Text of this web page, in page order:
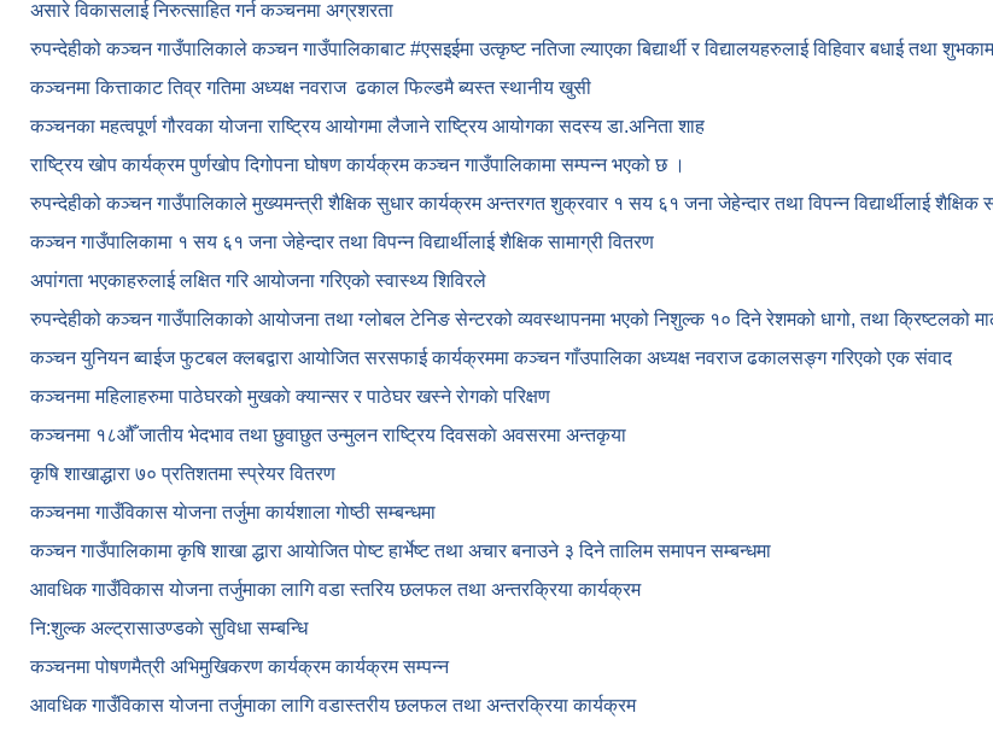
असारे विकासलाई निरुत्साहित गर्न कञ्चनमा अग्रशरता
रुपन्देहीको कञ्चन गाउँपालिकाले कञ्चन गाउँपालिकाबाट#एसइईमा उत्कृष्ट नतिजा ल्याएका बिद्यार्थी र विद्यालयहरुलाई विहिवार बधाई तथा
कञ्चनमा कित्ताकाट तिव्र गतिमा अध्यक्ष नवराज ढकाल फिल्डमै ब्यस्त स्थानीय खुसी
कञ्चनका महत्वपूर्ण गौरवका योजना राष्ट्रिय आयोगमा लैजाने राष्ट्रिय आयोगका सदस्य डा.अनिता शाह
राष्ट्रिय खोप कार्यक्रम पुर्णखोप दिगोपना घोषण कार्यक्रम कञ्‍चन गाउँपालिकामा सम्पन्न भएको छ ।
रुपन्देहीको कञ्चन गाउँपालिकाले मुख्यमन्त्री शैक्षिक सुधार कार्यक्रम अन्तरगत शुक्रवार १ सय ६१ जना जेहेन्दार तथा विपन्न विद्यार्थीलाई शैक्षिक
कञ्चन गाउँपालिकामा १ सय ६१ जना जेहेन्दार तथा विपन्न विद्यार्थीलाई शैक्षिक सामाग्री वितरण
अपांगता भएकाहरुलाई लक्षित गरि आयोजना गरिएको स्वास्थ्य शिविरले
रुपन्देहीको कञ्चन गाउँपालिकाको आयोजना तथा ग्लोबल टेनिङ सेन्टरको व्यवस्थापनमा भएको निशुल्क १० दिने रेशमको धागो, तथा क्रिष्टलको
कञ्चन युनियन ब्वाईज फुटबल क्लबद्वारा आयोजित सरसफाई कार्यक्रममा कञ्चन गाँउपालिका अध्यक्ष नवराज ढकालसङ्ग गरिएको एक संवाद
कञ्‍चनमा महिलाहरुमा पाठेघरको मुखकाे क्यान्सर र पाठेघर खस्‍ने राेगकाे परिक्षण
कञ्‍चनमा १८औँ जातीय भेदभाव तथा छुवाछुत उन्मुलन राष्ट्रिय दिवसकाे अवसरमा अन्तकृया
कृषि शाखाद्धारा ७० प्रतिशतमा स्प्रेयर वितरण
कञ्‍चनमा गाउँविकास याेजना तर्जुमा कार्यशाला गाेष्ठी सम्बन्धमा
कञ्‍चन गाउँपालिकामा कृषि शाखा द्धारा आयाेजित पाेष्ट हार्भेष्ट तथा अचार बनाउने ३ दिने तालिम समापन सम्बन्‍धमा
आवधिक गाउँविकास योजना तर्जुमाका लागि वडा स्तरिय छलफल तथा अन्तरक्रिया कार्यक्रम
नि:शुल्क अल्ट्रासाउण्डकाे सुविधा सम्बन्धि
कञ्चनमा पोषणमैत्री अभिमुखिकरण कार्यक्रम कार्यक्रम सम्पन्न
आवधिक गाउँविकास योजना तर्जुमाका लागि वडास्तरीय छलफल तथा अन्तरक्रिया कार्यक्रम